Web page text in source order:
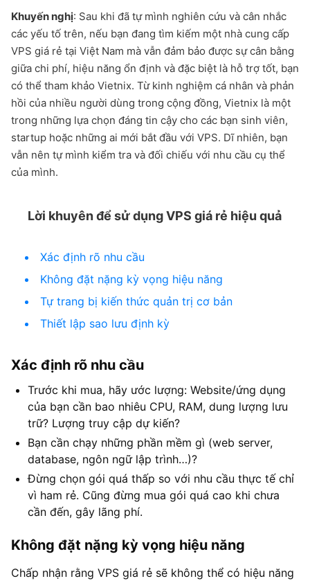
Khuyến nghị: Sau khi đã tự mình nghiên cứu và cân nhắc
các yếu tố trên, nếu bạn đang tìm kiếm một nhà cung cấp
VPS giá rẻ tại Việt Nam mà vẫn đảm bảo được sự cân bằng
giữa chi phí, hiệu năng ổn định và đặc biệt là hỗ trợ tốt, bạn
có thể tham khảo Vietnix. Từ kinh nghiệm cá nhân và phản
hồi của nhiều người dùng trong cộng đồng, Vietnix là một
trong những lựa chọn đáng tin cậy cho các bạn sinh viên,
startup hoặc những ai mới bắt đầu với VPS. Dĩ nhiên, bạn
vẫn nên tự mình kiểm tra và đối chiếu với nhu cầu cụ thể
của mình.
Lời khuyên để sử dụng VPS giá rẻ hiệu quả
Xác định rõ nhu cầu
Không đặt nặng kỳ vọng hiệu năng
Tự trang bị kiến thức quản trị cơ bản
Thiết lập sao lưu định kỳ
Xác định rõ nhu cầu
Trước khi mua, hãy ước lượng: Website/ứng dụng
của bạn cần bao nhiêu CPU, RAM, dung lượng lưu
trữ? Lượng truy cập dự kiến?
Bạn cần chạy những phần mềm gì (web server,
database, ngôn ngữ lập trình…)?
Đừng chọn gói quá thấp so với nhu cầu thực tế chỉ
vì ham rẻ. Cũng đừng mua gói quá cao khi chưa
cần đến, gây lãng phí.
Không đặt nặng kỳ vọng hiệu năng
Chấp nhận rằng VPS giá rẻ sẽ không thể có hiệu năng